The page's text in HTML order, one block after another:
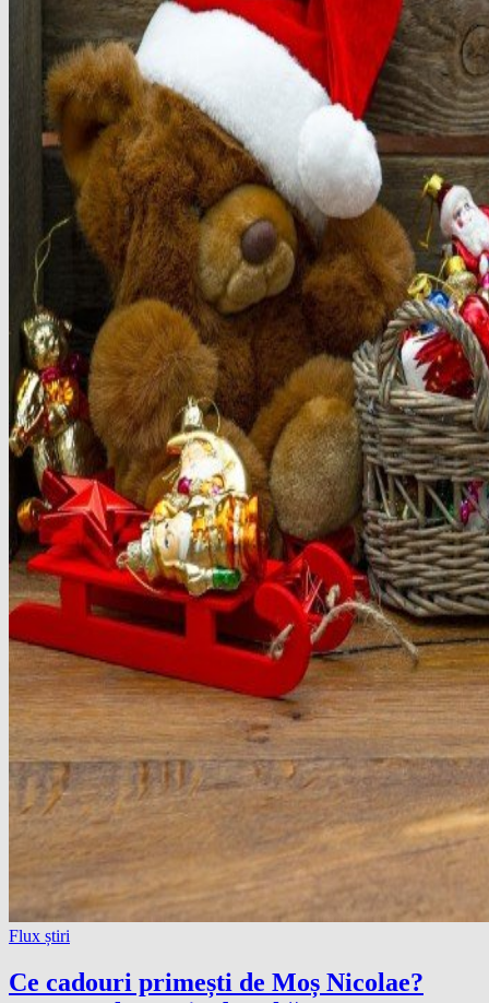
Flux știri
Ce cadouri primești de Moș Nicolae?